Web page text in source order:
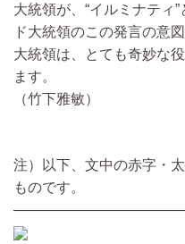
大統領が、“イルミナティ
ド大統領のこの発言の意
大統領は、とても奇妙な
ます。
（竹下雅敏）
注）以下、文中の赤字・
ものです。